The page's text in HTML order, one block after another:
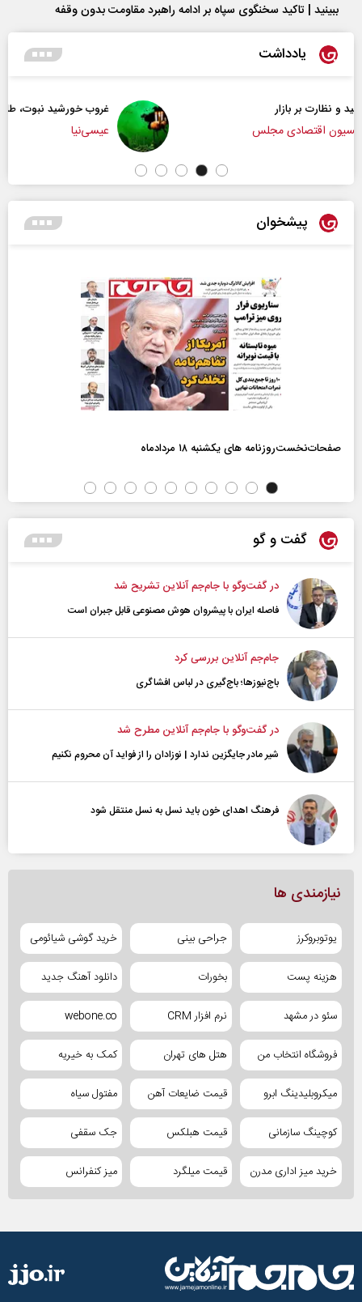
ببینید | تاکید سخنگوی سپاه بر ادامه راهبرد مقاومت بدون وقفه
یادداشت
غروب خورشید نبوت، طلوع تمدن امت
پیشخوان
صفحات‌نخست‌روزنامه ها‌ی یکشنبه ۱۸ مردادماه
گفت و گو
در گفت‌و‌گو با جام‌جم آنلاین تشریح شد
فاصله ایران با پیشرو‌ان هوش مصنوعی قابل جبران است
جام‌جم آنلاین بررسی کرد
باج‌نیوزها؛ باج‌گیری در لباس افشاگری
در گفت‌و‌گو با جام‌جم آنلاین مطرح شد
شیر مادر جایگزین ندارد | نوزادان را از فواید آن محروم نکنیم
فرهنگ اهدای خون باید نسل به نسل منتقل شود
نیازمندی ها
یوتوبروکرز جراحی بینی خرید گوشی شیائومی
هزینه پست بخورات دانلود آهنگ جدید
سئو در مشهد نرم افزار CRM webone.co
فروشگاه انتخاب من هتل های تهران کمک به خیریه
میکروبلیدینگ ابرو قیمت ضایعات آهن مفتول سیاه
کوچینگ سازمانی قیمت هبلکس جک سقفی
خرید میز اداری مدرن قیمت میلگرد میز کنفرانس